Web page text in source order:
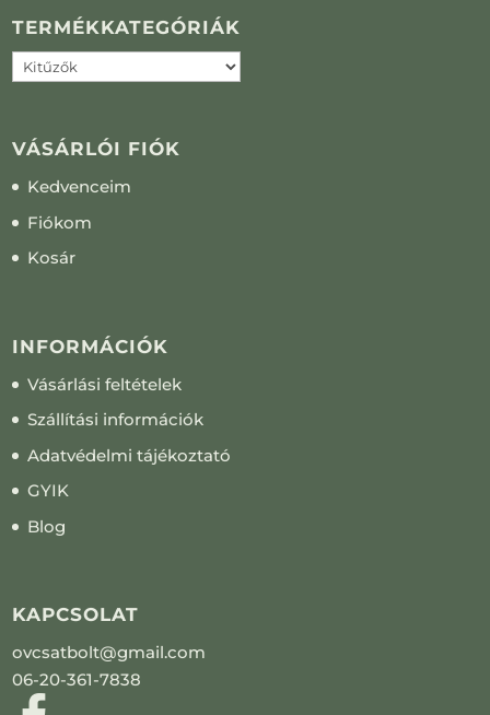
TERMÉKKATEGÓRIÁK
VÁSÁRLÓI FIÓK
Kedvenceim
Fiókom
Kosár
INFORMÁCIÓK
Vásárlási feltételek
Szállítási információk
Adatvédelmi tájékoztató
GYIK
Blog
KAPCSOLAT
ovcsatbolt@gmail.com
06-20-361-7838